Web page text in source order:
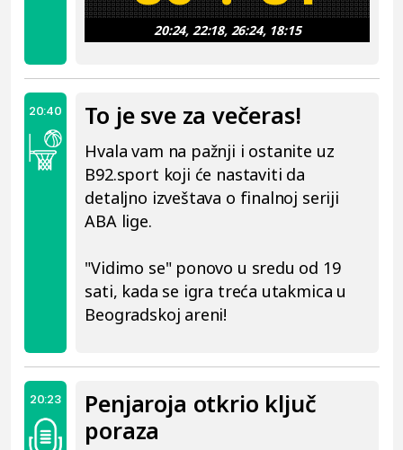
20:24, 22:18, 26:24, 18:15
20:40 To je sve za večeras!
Hvala vam na pažnji i ostanite uz
B92.sport koji će nastaviti da
detaljno izveštava o finalnoj seriji
ABA lige.
"Vidimo se" ponovo u sredu od 19
sati, kada se igra treća utakmica u
Beogradskoj areni!
20:23
Penjaroja otkrio ključ
poraza